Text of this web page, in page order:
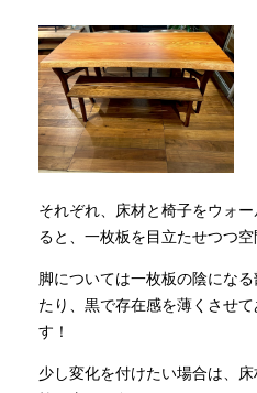
それぞれ、床材と椅子をウォ
ると、一枚板を目立たせつつ空
脚については一枚板の陰にな
たり、黒で存在感を薄くさせ
す！
少し変化を付けたい場合は、床